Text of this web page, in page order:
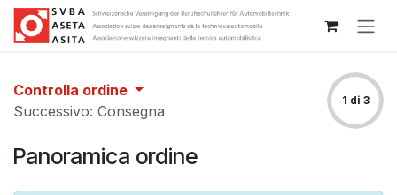
Passa al contenuto
Controlla ordine
Successivo: Consegna
1 di 3
Panoramica ordine